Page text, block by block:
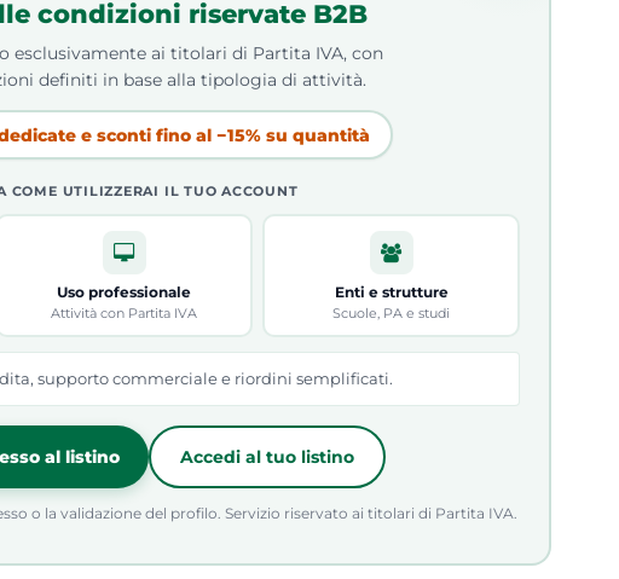
condizioni riservate B2B
esclusivamente ai titolari di Partita IVA, con
definiti in base alla tipologia di attività.
e sconti fino al −15% su quantità
COME UTILIZZERAI IL TUO ACCOUNT
Uso professionale
Attività con Partita IVA
Enti e strutture
Scuole, PA e studi
supporto commerciale e riordini semplificati.
al listino Accedi al tuo listino
o la validazione del profilo. Servizio riservato ai titolari di Partita IVA.